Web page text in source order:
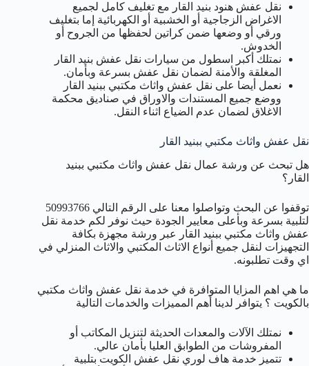
نقل عفش هنود بنيد القار مع تغليف كامل لجميع
الاغراض الزجاجية أو الخشبية أو الكهربائية إما بتغليف
ورقي أو وضعها ضمن كراتين لحفظها من الجروح أو
الخدوش.
نمتلك أكبر اسطول من سيارات نقل عفش بنيد القار
المغلقة والأمنة لضمان نقل عفش بسرعة وبأمان.
نعمل أيضا على نقل عفش واثاث مكتبي ببنيد القار
ووضع جميع المستندات والاوراق في صناديق محكمة
الاغلاق لضمان عدم الضياع اثناء النقل.
نقل عفش واثاث مكتبي ببنيد القار
هل تبحث عن ورشة عمال نقل عفش واثاث مكتبي ببنيد
القار؟
توقفوا عن البحث وتواصلوا معنا على الرقم التالي 50993766
لتلبية بسرعة وبأعلى معايير الجودة حيث نوفر لكم خدمة نقل
عفش واثاث مكتبي ببنيد القار عبر ورشة مجهزة بكافة
التجهيزات لنقل جميع أنواع الاثاث المكتبي والاثاث المنزلي في
اي وقت تطلبونه.
ما هي اهم المزايا المتوافرة في خدمة نقل عفش واثاث مكتبي
بالكويت ؟ يتوافر لدينا أهم المميزات والخدمات التالية
نمتلك الآلات والمعدات الحديثة لتنزيل المكاتب أو
المفروشات من الطوابق العليا بأمان عالي.
تتميز خدمة هاف لوري نقل عفش الكويت بتلبية